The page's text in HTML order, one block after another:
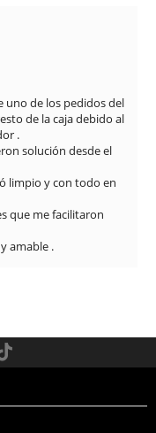
El servicio ha sido
Me proporcionaron una
que tenía con la
profesional y amable
nota que cuidan mucho
completa y vídeos
La comunicación
todo el proceso.
por la atención